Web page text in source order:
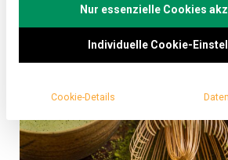
Nur essenzielle Cookies
Individuelle Cookie-
Cookie-Details